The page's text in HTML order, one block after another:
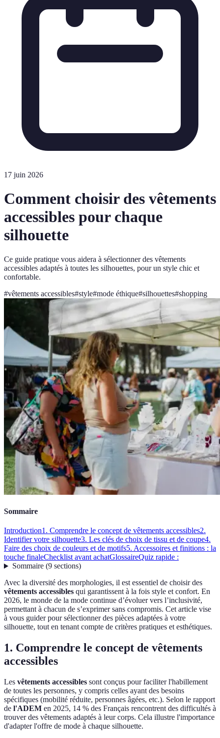
17 juin 2026
Comment choisir des vêtements
accessibles pour chaque
silhouette
Ce guide pratique vous aidera à sélectionner des vêtements
accessibles adaptés à toutes les silhouettes, pour un style chic et
confortable.
#vêtements accessibles#style#mode éthique#silhouettes#shopping
Sommaire
Introduction1. Comprendre le concept de vêtements accessibles2.
Identifier votre silhouette3. Les clés de choix de tissu et de coupe4.
Faire des choix de couleurs et de motifs5. Accessoires et finitions : la
touche finaleChecklist avant achatGlossaireQuiz rapide :
Sommaire(9 sections)
Avec la diversité des morphologies, il est essentiel de choisir des
vêtements accessibles qui garantissent à la fois style et confort. En
2026, le monde de la mode continue d’évoluer vers l’inclusivité,
permettant à chacun de s’exprimer sans compromis. Cet article vise
à vous guider pour sélectionner des pièces adaptées à votre
silhouette, tout en tenant compte de critères pratiques et esthétiques.
1. Comprendre le concept de vêtements
accessibles
Les vêtements accessibles sont conçus pour faciliter l'habillement
de toutes les personnes, y compris celles ayant des besoins
spécifiques (mobilité réduite, personnes âgées, etc.). Selon le rapport
de l'ADEM en 2025, 14 % des Français rencontrent des difficultés à
trouver des vêtements adaptés à leur corps. Cela illustre l'importance
d'adapter l'offre de mode à chaque silhouette.